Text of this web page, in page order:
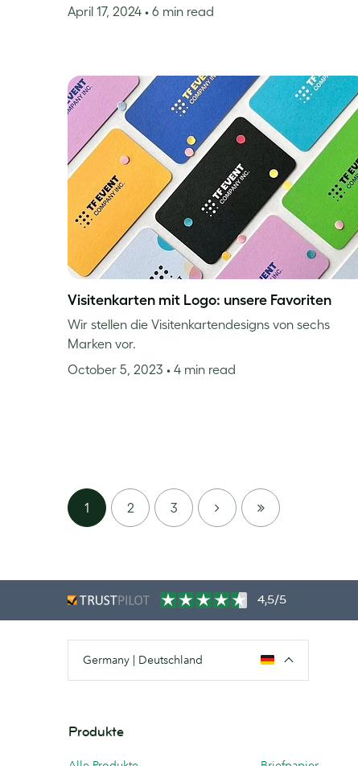
April 17, 2024 • 6 min read
Visitenkarten mit Logo: unsere Favoriten
Wir stellen die Visitenkartendesigns von sechs
Marken vor.
October 5, 2023 • 4 min read
1 2 3 NEXT
LAST
PAGE
4,5/5
Germany | Deutschland
Produkte